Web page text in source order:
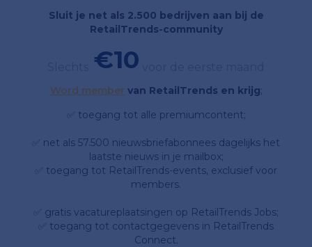
Sluit je net als 2.500 bedrijven aan bij de
RetailTrends-community
€10
Word member van RetailTrends en krijg;
✅ toegang tot alle premiumcontent;
✅ net als 57.500 nieuwsbriefabonnees dagelijks het
laatste nieuws in je mailbox;
✅ toegang tot RetailTrends-events, exclusief voor
members.
✅ gratis vacatureplaatsingen op RetailTrends Jobs;
✅ toegang tot contactgegevens in RetailTrends
Connect.